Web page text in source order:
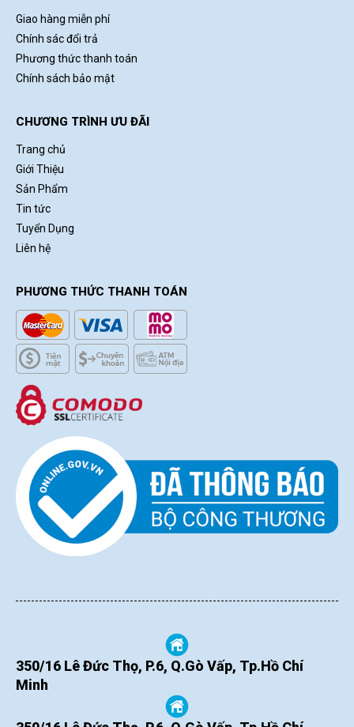
Giao hàng miễn phí
Chính sác đổi trả
Phương thức thanh toán
Chính sách bảo mật
CHƯƠNG TRÌNH ƯU ĐÃI
Trang chủ
Giới Thiệu
Sản Phẩm
Tin tức
Tuyển Dụng
Liên hệ
PHƯƠNG THỨC THANH TOÁN
350/16 Lê Đức Thọ, P.6, Q.Gò Vấp, Tp.Hồ Chí
Minh